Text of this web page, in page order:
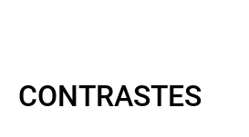
CONTRASTES